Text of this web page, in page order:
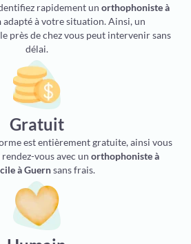
rapidement un orthophoniste à
adapté à votre situation. Ainsi, un
près de chez vous peut intervenir sans
délai.
Gratuit
est entièrement gratuite, ainsi vous
vous avec un orthophoniste à
à Guernsans frais.